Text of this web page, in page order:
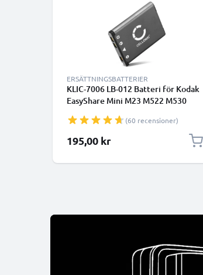
ERSÄTTNINGSBATTERIER
KLIC-7006 LB-012 Batteri för Kodak
EasyShare Mini M23 M522 M530
M580 M583 M873 M883, 700mAh
Kamera-ersättningsbatteri med lång
batteritid
(60 recensioner)
195,00 kr